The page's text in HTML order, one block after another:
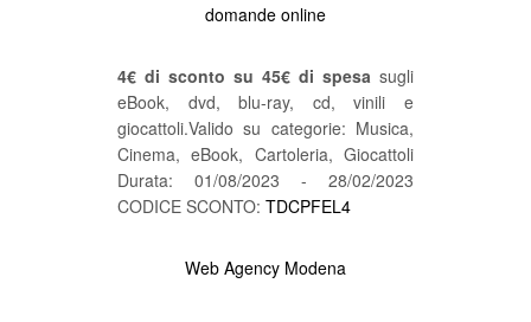
domande online
4€ di sconto su 45€ di spesa sugli
eBook, dvd, blu-ray, cd, vinili e
giocattoli.Valido su categorie: Musica,
Cinema, eBook, Cartoleria, Giocattoli
Durata: 01/08/2023 - 28/02/2023
CODICE SCONTO: TDCPFEL4
Web Agency Modena